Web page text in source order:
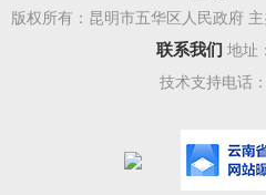
版权所有：昆明市五华区人民政府
联系我们 地址
技术支持电话